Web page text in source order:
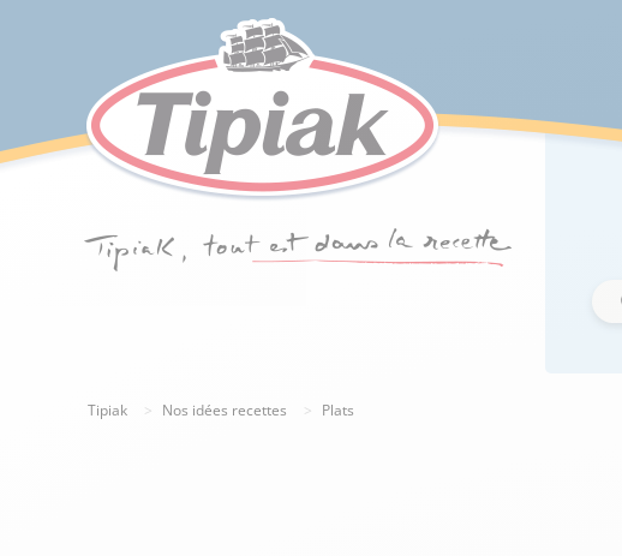
Tipiak Nos idées recettes Plats